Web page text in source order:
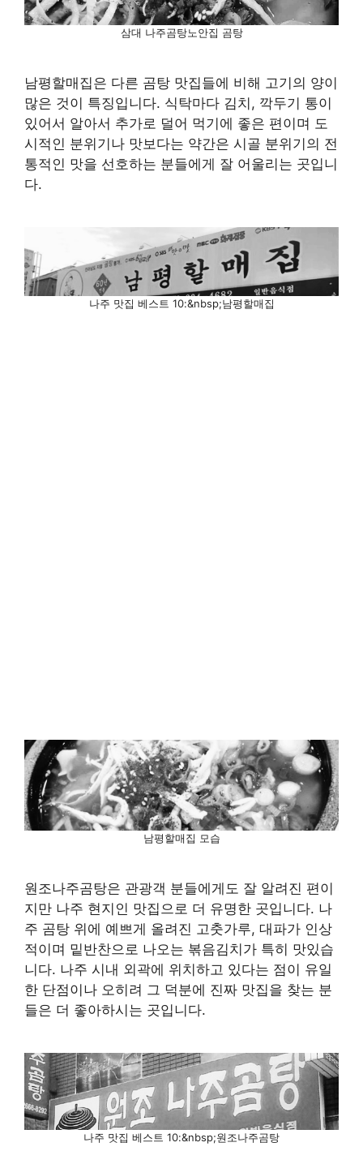
삼대 나주곰탕노안집 곰탕
남평할매집은 다른 곰탕 맛집들에 비해 고기의 양이
많은 것이 특징입니다. 식탁마다 김치, 깍두기 통이
있어서 알아서 추가로 덜어 먹기에 좋은 편이며 도
시적인 분위기나 맛보다는 약간은 시골 분위기의 전
통적인 맛을 선호하는 분들에게 잘 어울리는 곳입니
다.
나주 맛집 베스트 10:&nbsp;남평할매집
남평할매집 모습
원조나주곰탕은 관광객 분들에게도 잘 알려진 편이
지만 나주 현지인 맛집으로 더 유명한 곳입니다. 나
주 곰탕 위에 예쁘게 올려진 고춧가루, 대파가 인상
적이며 밑반찬으로 나오는 볶음김치가 특히 맛있습
니다. 나주 시내 외곽에 위치하고 있다는 점이 유일
한 단점이나 오히려 그 덕분에 진짜 맛집을 찾는 분
들은 더 좋아하시는 곳입니다.
나주 맛집 베스트 10:&nbsp;원조나주곰탕